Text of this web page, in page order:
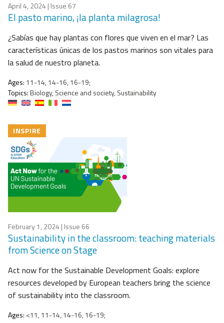
April 4, 2024 | Issue 67
El pasto marino, ¡la planta milagrosa!
¿Sabías que hay plantas con flores que viven en el mar? Las
características únicas de los pastos marinos son vitales para
la salud de nuestro planeta.
Ages: 11-14, 14-16, 16-19;
Topics:Biology, Science and society, Sustainability
INSPIRE
February 1, 2024 | Issue 66
Sustainability in the classroom: teaching materials
from Science on Stage
Act now for the Sustainable Development Goals: explore
resources developed by European teachers bring the science
of sustainability into the classroom.
Ages: <11, 11-14, 14-16, 16-19;